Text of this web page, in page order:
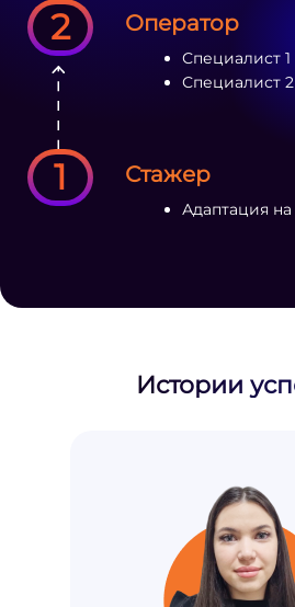
1
2
Стажер
Адаптация
Оператор
Специалист
Специалист
Истории